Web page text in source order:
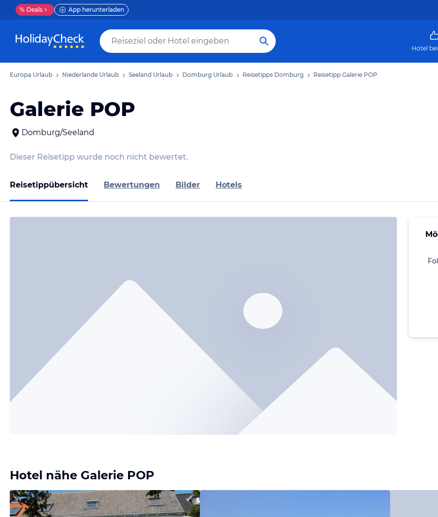
% Deals App herunterladen
Hotel
Europa Urlaub Niederlande Urlaub Seeland Urlaub Domburg Urlaub Reisetipps Domburg Reisetipp Galerie POP
Galerie POP
Domburg/Seeland
Dieser Reisetipp wurde noch nicht bewertet.
Reisetippübersicht Bewertungen Bilder Hotels
Hotel nähe Galerie POP